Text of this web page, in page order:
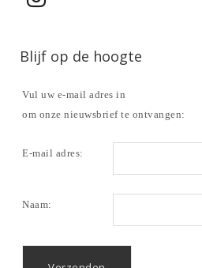
Blijf op de hoogte
Vul uw e-mail adres in
om onze nieuwsbrief te ontvangen:
E-mail adres:
Naam: